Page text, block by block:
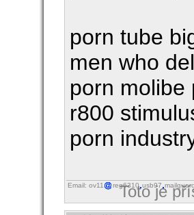
porn tube
men who
porn molibe
r800
porn
Email: ov11 reg6310 usb97
Toto je